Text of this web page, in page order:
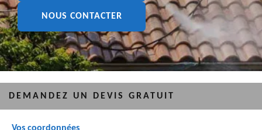
NOUS CONTACTER
DEMANDEZ UN DEVIS GRATUIT